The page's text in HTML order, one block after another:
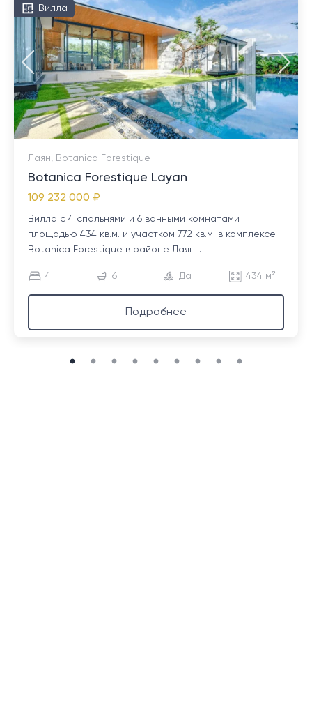
Вилла
Лаян, Botanica Forestique
Botanica Forestique Layan
109 232 000 ₽
Вилла с 4 спальнями и 6 ванными комнатами
площадью 434 кв.м. и участком 772 кв.м. в комплексе
Botanica Forestique в районе Лаян...
4 6 Да 434 м²
Подробнее